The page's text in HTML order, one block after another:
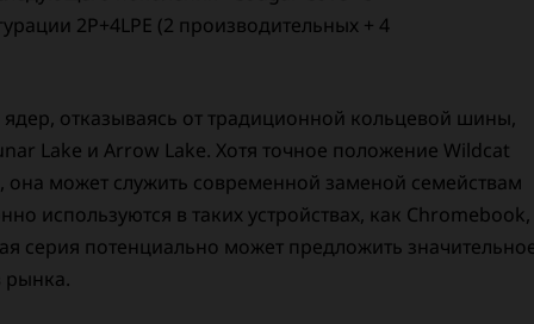
2P+4LPE (2 производительных + 4
отказываясь от традиционной кольцевой шины,
Lake и Arrow Lake. Хотя точное положение Wildcat
она может служить современной заменой семействам
используются в таких устройствах, как Chromebook,
серия потенциально может предложить
рынка.